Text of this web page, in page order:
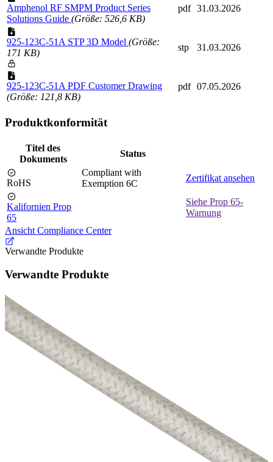
Amphenol RF SMPM Product Series
Solutions Guide (Größe: 526,6 KB)
pdf 31.03.2026
925-123C-51A STP 3D Model (Größe:
171 KB)
stp 31.03.2026
925-123C-51A PDF Customer Drawing
(Größe: 121,8 KB)
pdf 07.05.2026
Produktkonformität
Titel des
Dokuments
Status
RoHS
Compliant with
Exemption 6C
Zertifikat ansehen
Kalifornien Prop
65
Siehe Prop 65-
Warnung
Ansicht Compliance Center
Verwandte Produkte
Verwandte Produkte